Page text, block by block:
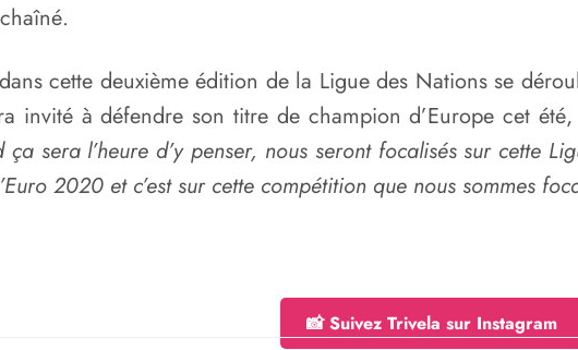
cette deuxième édition de la Ligue des Nations se
invité à défendre son titre de champion d’Europe cet
ça sera l’heure d’y penser, nous seront focalisés sur cette
2020 et c’est sur cette compétition que nous sommes
📸 Suivez Trivela sur Instagram